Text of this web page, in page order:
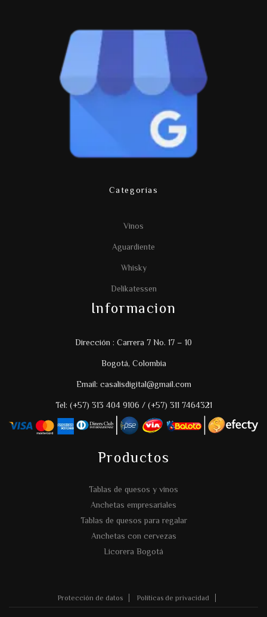
Categorías
Vinos
Aguardiente
Whisky
Delikatessen
Informacion
Dirección : Carrera 7 No. 17 – 10
Bogotá, Colombia
Email: casalisdigital@gmail.com
Tel: (+57) 313 404 9106 / (+57) 311 7464321
Productos
Tablas de quesos y vinos
Anchetas empresariales
Tablas de quesos para regalar
Anchetas con cervezas
Licorera Bogotá
Protección de datos Políticas de privacidad